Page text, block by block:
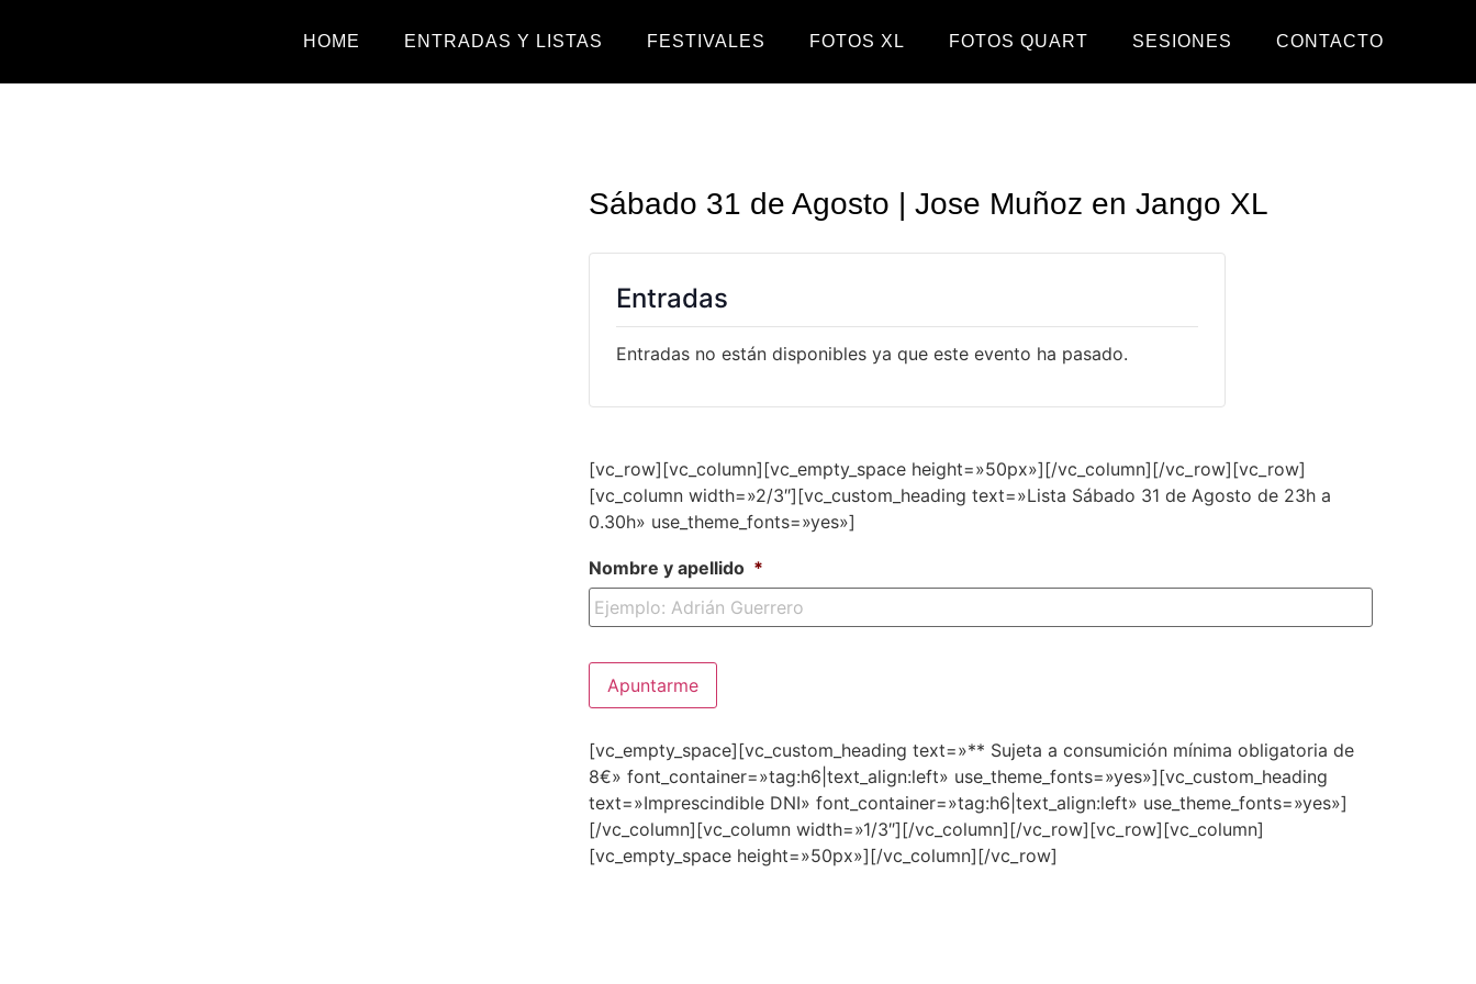
HOME ENTRADAS Y LISTAS FESTIVALES FOTOS XL FOTOS QUART SESIONES CONTACTO
Sábado 31 de Agosto | Jose Muñoz en Jango XL
Entradas
Entradas no están disponibles ya que este evento ha pasado.
[vc_row][vc_column][vc_empty_space height=»50px»][/vc_column][/vc_row][vc_row]
[vc_column width=»2/3″][vc_custom_heading text=»Lista Sábado 31 de Agosto de 23h a
0.30h» use_theme_fonts=»yes»]
Nombre y apellido *
[vc_empty_space][vc_custom_heading text=»** Sujeta a consumición mínima obligatoria de
8€» font_container=»tag:h6|text_align:left» use_theme_fonts=»yes»][vc_custom_heading
text=»Imprescindible DNI» font_container=»tag:h6|text_align:left» use_theme_fonts=»yes»]
[/vc_column][vc_column width=»1/3″][/vc_column][/vc_row][vc_row][vc_column]
[vc_empty_space height=»50px»][/vc_column][/vc_row]